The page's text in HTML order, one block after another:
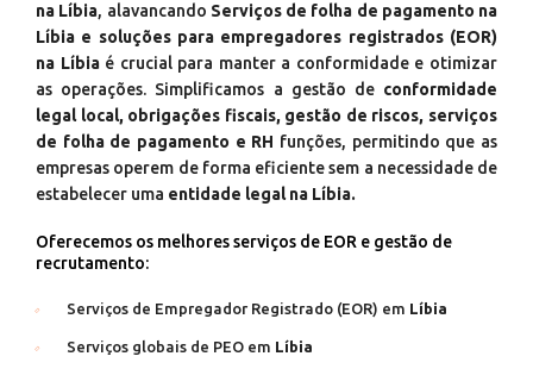
na Líbia, alavancando Serviços de folha de pagamento na
Líbia e soluções para empregadores registrados (EOR)
na Líbiaé crucial para manter a conformidade e otimizar
as operações. Simplificamos a gestão de conformidade
legal local, obrigações fiscais, gestão de riscos, serviços
de folha de pagamento e RH funções, permitindo que as
empresas operem de forma eficiente sem a necessidade de
estabelecer uma entidade legal na Líbia.
Oferecemos os melhores serviços de EOR e gestão de
recrutamento:
Serviços de Empregador Registrado (EOR) em Líbia
Serviços globais de PEO em Líbia